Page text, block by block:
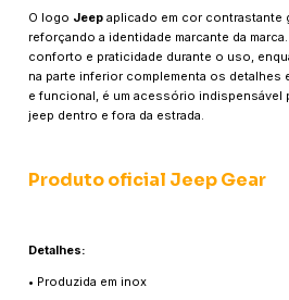
O logo Jeep aplicado em cor contrastante
reforçando a identidade marcante da
conforto e praticidade durante o uso,
na parte inferior complementa os detalhes
e funcional, é um acessório indispensável
jeep dentro e fora da estrada.
Produto oficial Jeep Gear
Detalhes:
• Produzida em inox